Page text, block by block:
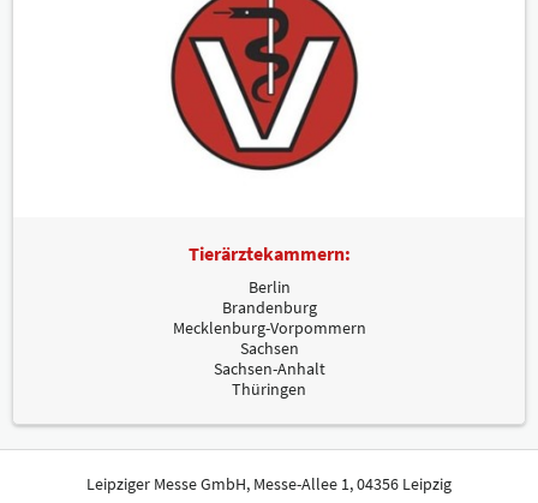
Tierärztekammern:
Berlin
Brandenburg
Mecklenburg-Vorpommern
Sachsen
Sachsen-Anhalt
Thüringen
Leipziger Messe GmbH, Messe-Allee 1, 04356 Leipzig